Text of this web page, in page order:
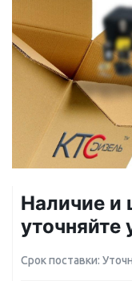
Наличие и
уточняйте
Срок поставки: